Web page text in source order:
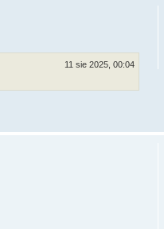
11 sie 2025, 00:04